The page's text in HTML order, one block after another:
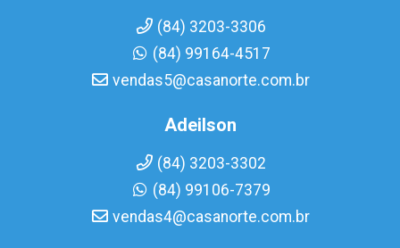
(84) 3203-3306
(84) 99164-4517
vendas5@casanorte.com.br
Adeilson
(84) 3203-3302
(84) 99106-7379
vendas4@casanorte.com.br